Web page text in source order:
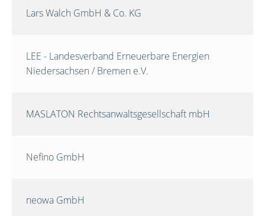
Lars Walch GmbH & Co. KG
LEE - Landesverband Erneuerbare Energien
Niedersachsen / Bremen e.V.
MASLATON Rechtsanwaltsgesellschaft mbH
Nefino GmbH
neowa GmbH